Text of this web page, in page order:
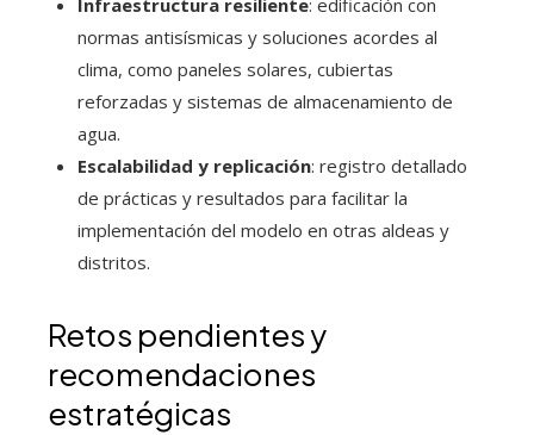
Infraestructura resiliente: edificación con
normas antisísmicas y soluciones acordes al
clima, como paneles solares, cubiertas
reforzadas y sistemas de almacenamiento de
agua.
Escalabilidad y replicación: registro detallado
de prácticas y resultados para facilitar la
implementación del modelo en otras aldeas y
distritos.
Retos pendientes y
recomendaciones
estratégicas